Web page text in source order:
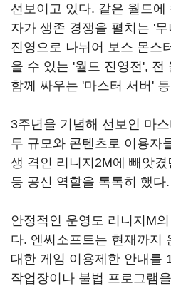
선보이고 있다. 같은 월드
자가 생존 경쟁을 펼치는 '무
진영으로 나뉘어 보스 몬스
을 수 있는 '월드 진영전', 전
함께 싸우는 '마스터 서버'
3주년을 기념해 선보인 마
투 규모와 콘텐츠로 이용자
생 격인 리니지2M에 빼앗
등 공신 역할을 톡톡히 했다.
안정적인 운영도 리니지M
다. 엔씨소프트는 현재까지
대한 게임 이용제한 안내를
작업장이나 불법 프로그램